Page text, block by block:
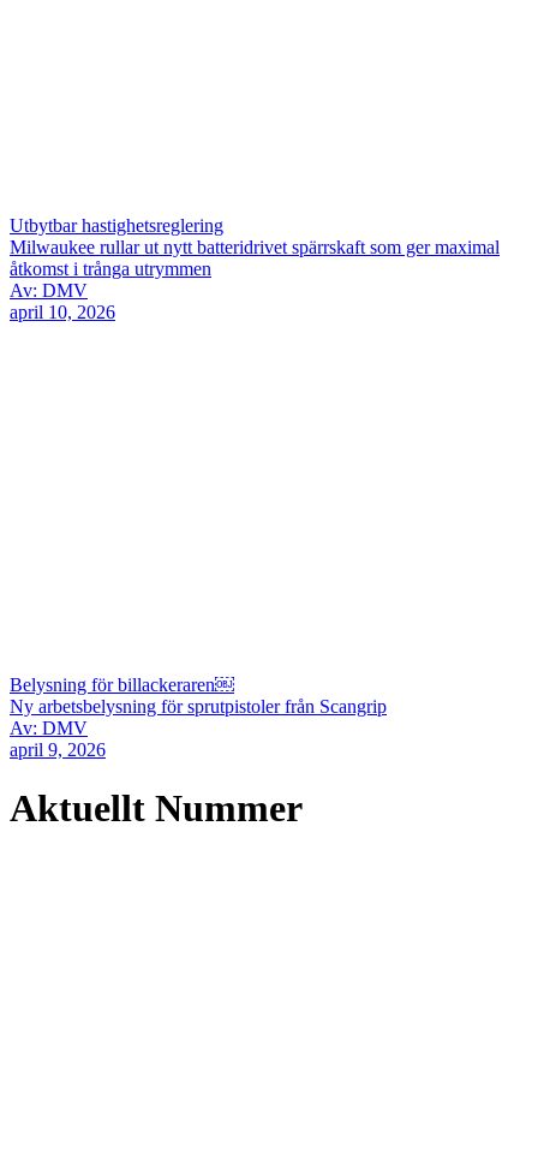
Utbytbar hastighetsreglering
Milwaukee rullar ut nytt batteridrivet spärrskaft som ger maximal
åtkomst i trånga utrymmen
Av: DMV
april 10, 2026
Belysning för billackeraren￼
Ny arbetsbelysning för sprutpistoler från Scangrip
Av: DMV
april 9, 2026
Aktuellt Nummer